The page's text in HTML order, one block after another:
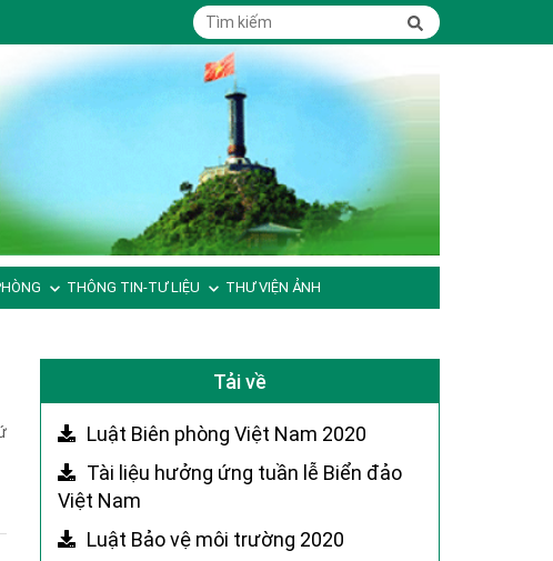
THÔNG TIN-TƯ LIỆU THƯ VIỆN ẢNH
Tải về
Luật Biên phòng Việt Nam 2020
Tài liệu hưởng ứng tuần lễ Biển đảo
Việt Nam
Luật Bảo vệ môi trường 2020